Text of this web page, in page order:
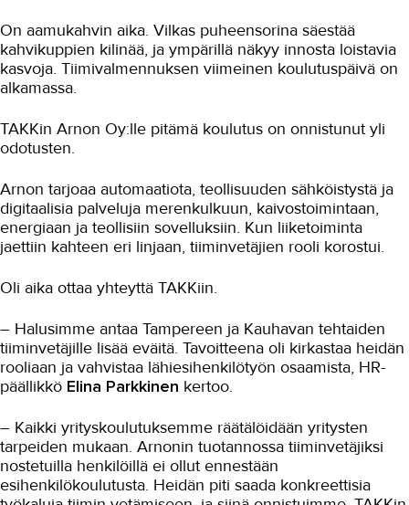
Tekniikan erikoisammattitutkinnosta
eväitä esimiestyöhön
Video: Tekniikan
Apteekkiala ja TAKK - 15 vuotta
koulutusyhteistyötä
Liiniä johtamista Hatanpäällä
uudistukseen
Tampere-taloon
Kuntaesimiehille räätälöity JET
Kehitysideat käytäntöön
Kasvatus- ja ohjausala
Kauneudenhoito
On aamukahvin aika. Vilkas puheensorina säestää
kahvikuppien kilinää, ja ympärillä näkyy innosta loistavia
kasvoja. Tiimivalmennuksen viimeinen koulutuspäivä on
alkamassa.
TAKKin Arnon Oy:lle pitämä koulutus on onnistunut yli
odotusten.
Arnon tarjoaa automaatiota, teollisuuden sähköistystä ja
digitaalisia palveluja merenkulkuun, kaivostoimintaan,
energiaan ja teollisiin sovelluksiin. Kun liiketoiminta
jaettiin kahteen eri linjaan, tiiminvetäjien rooli korostui.
Oli aika ottaa yhteyttä TAKKiin.
– Halusimme antaa Tampereen ja Kauhavan tehtaiden
tiiminvetäjille lisää eväitä. Tavoitteena oli kirkastaa heidän
rooliaan ja vahvistaa lähiesihenkilötyön osaamista, HR-
päällikkö Elina Parkkinen kertoo.
– Kaikki yrityskoulutuksemme räätälöidään yritysten
tarpeiden mukaan. Arnonin tuotannossa tiiminvetäjiksi
nostetuilla henkilöillä ei ollut ennestään
esihenkilökoulutusta. Heidän piti saada konkreettisia